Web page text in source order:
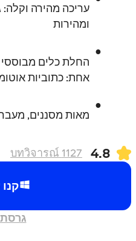
עריכה מהירה וקלה:
ומהירות
החלת כלים מבוססי
אחת: כתוביות
מאות מסננים,
4.8
1127
บทวิจารณ์
קנו
גרסת Mac